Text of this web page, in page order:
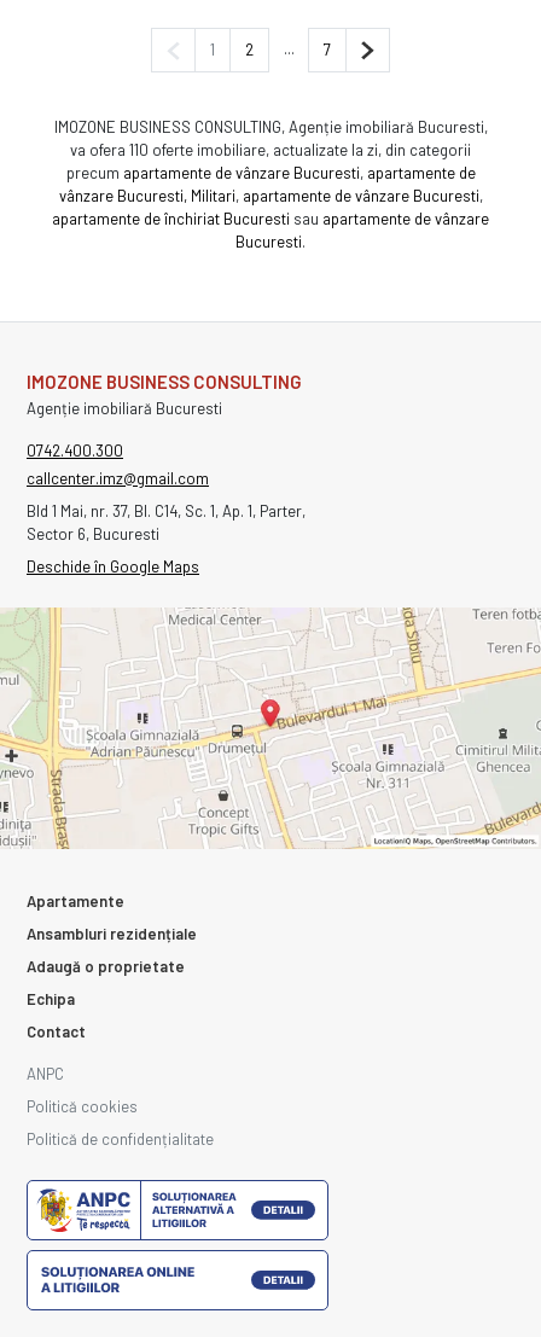
Pagina anterioară
1 2 ... 7 Pagina următoare
IMOZONE BUSINESS CONSULTING, Agenție imobiliară Bucuresti,
va ofera 110 oferte imobiliare, actualizate la zi, din categorii
precum apartamente de vânzare Bucuresti, apartamente de
vânzare Bucuresti, Militari, apartamente de vânzare Bucuresti,
apartamente de închiriat Bucuresti sau apartamente de vânzare
Bucuresti.
IMOZONE BUSINESS CONSULTING
Agenție imobiliară Bucuresti
0742.400.300
callcenter.imz@gmail.com
Bld 1 Mai, nr. 37, Bl. C14, Sc. 1, Ap. 1, Parter,
Sector 6, Bucuresti
Deschide în Google Maps
Apartamente
Ansambluri rezidențiale
Adaugă o proprietate
Echipa
Contact
ANPC
Politică cookies
Politică de confidențialitate